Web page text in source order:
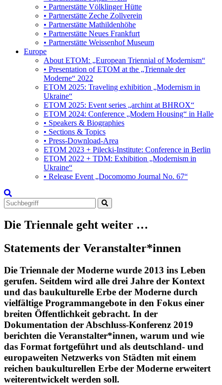
• Partnerstätte Völklinger Hütte
• Partnerstätte Zeche Zollverein
• Partnerstätte Mathildenhöhe
• Partnerstätte Neues Frankfurt
• Partnerstätte Weissenhof Museum
Europe
About ETOM: „European Triennial of Modernism“
• Presentation of ETOM at the „Triennale der
Moderne“ 2022
ETOM 2025: Traveling exhibition „Modernism in
Ukraine“
ETOM 2025: Event series „archint at BHROX“
ETOM 2024: Conference „Modern Housing“ in Halle
• Speakers & Biographies
• Sections & Topics
• Press-Download-Area
ETOM 2023 + Pilecki-Institute: Conference in Berlin
ETOM 2022 + TDM: Exhibition „Modernism in
Ukraine“
• Release Event „Docomomo Journal No. 67“
Search
for:
Die Triennale geht weiter …
Statements der Veranstalter*innen
Die Triennale der Moderne wurde 2013 ins Leben
gerufen. Seitdem wird alle drei Jahre der Kontext
und das baukulturelle Erbe der Moderne durch
vielfältige Programmangebote in den Fokus einer
breiten Öffentlichkeit gebracht. In der
Dokumentation der Abschluss-Konferenz 2019
berichten die Veranstalter*innen, warum und wie
das Format fortgeführt und als deutschland- und
europaweiten Netzwerks von Städten mit einem
reichen baukulturellen Erbe der Moderne erweitert
weiterentwickelt werden soll.